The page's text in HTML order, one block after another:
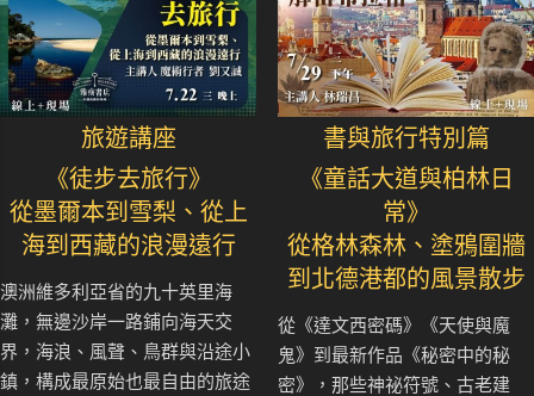
旅遊講座
《徒步去旅行》
從墨爾本到雪梨、從上
海到西藏的浪漫遠行
澳洲維多利亞省的九十英里海
灘，無邊沙岸一路鋪向海天交
界，海浪、風聲、鳥群與沿途小
鎮，構成最原始也最自由的旅途
書與旅行特別篇
《童話大道與柏林日
常》
從格林森林、塗鴉圍牆
到北德港都的風景散步
從《達文西密碼》《天使與魔
鬼》到最新作品《秘密中的秘
密》，那些神祕符號、古老建